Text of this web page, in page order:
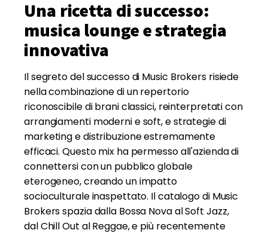
Una ricetta di successo:
musica lounge e strategia
innovativa
Il segreto del successo di Music Brokers risiede
nella combinazione di un repertorio
riconoscibile di brani classici, reinterpretati con
arrangiamenti moderni e soft, e strategie di
marketing e distribuzione estremamente
efficaci. Questo mix ha permesso all'azienda di
connettersi con un pubblico globale
eterogeneo, creando un impatto
socioculturale inaspettato. Il catalogo di Music
Brokers spazia dalla Bossa Nova al Soft Jazz,
dal Chill Out al Reggae, e più recentemente